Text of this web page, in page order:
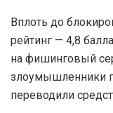
Вплоть до
рейтинг — 4,8
на фишинговый
злоумышленники
переводили